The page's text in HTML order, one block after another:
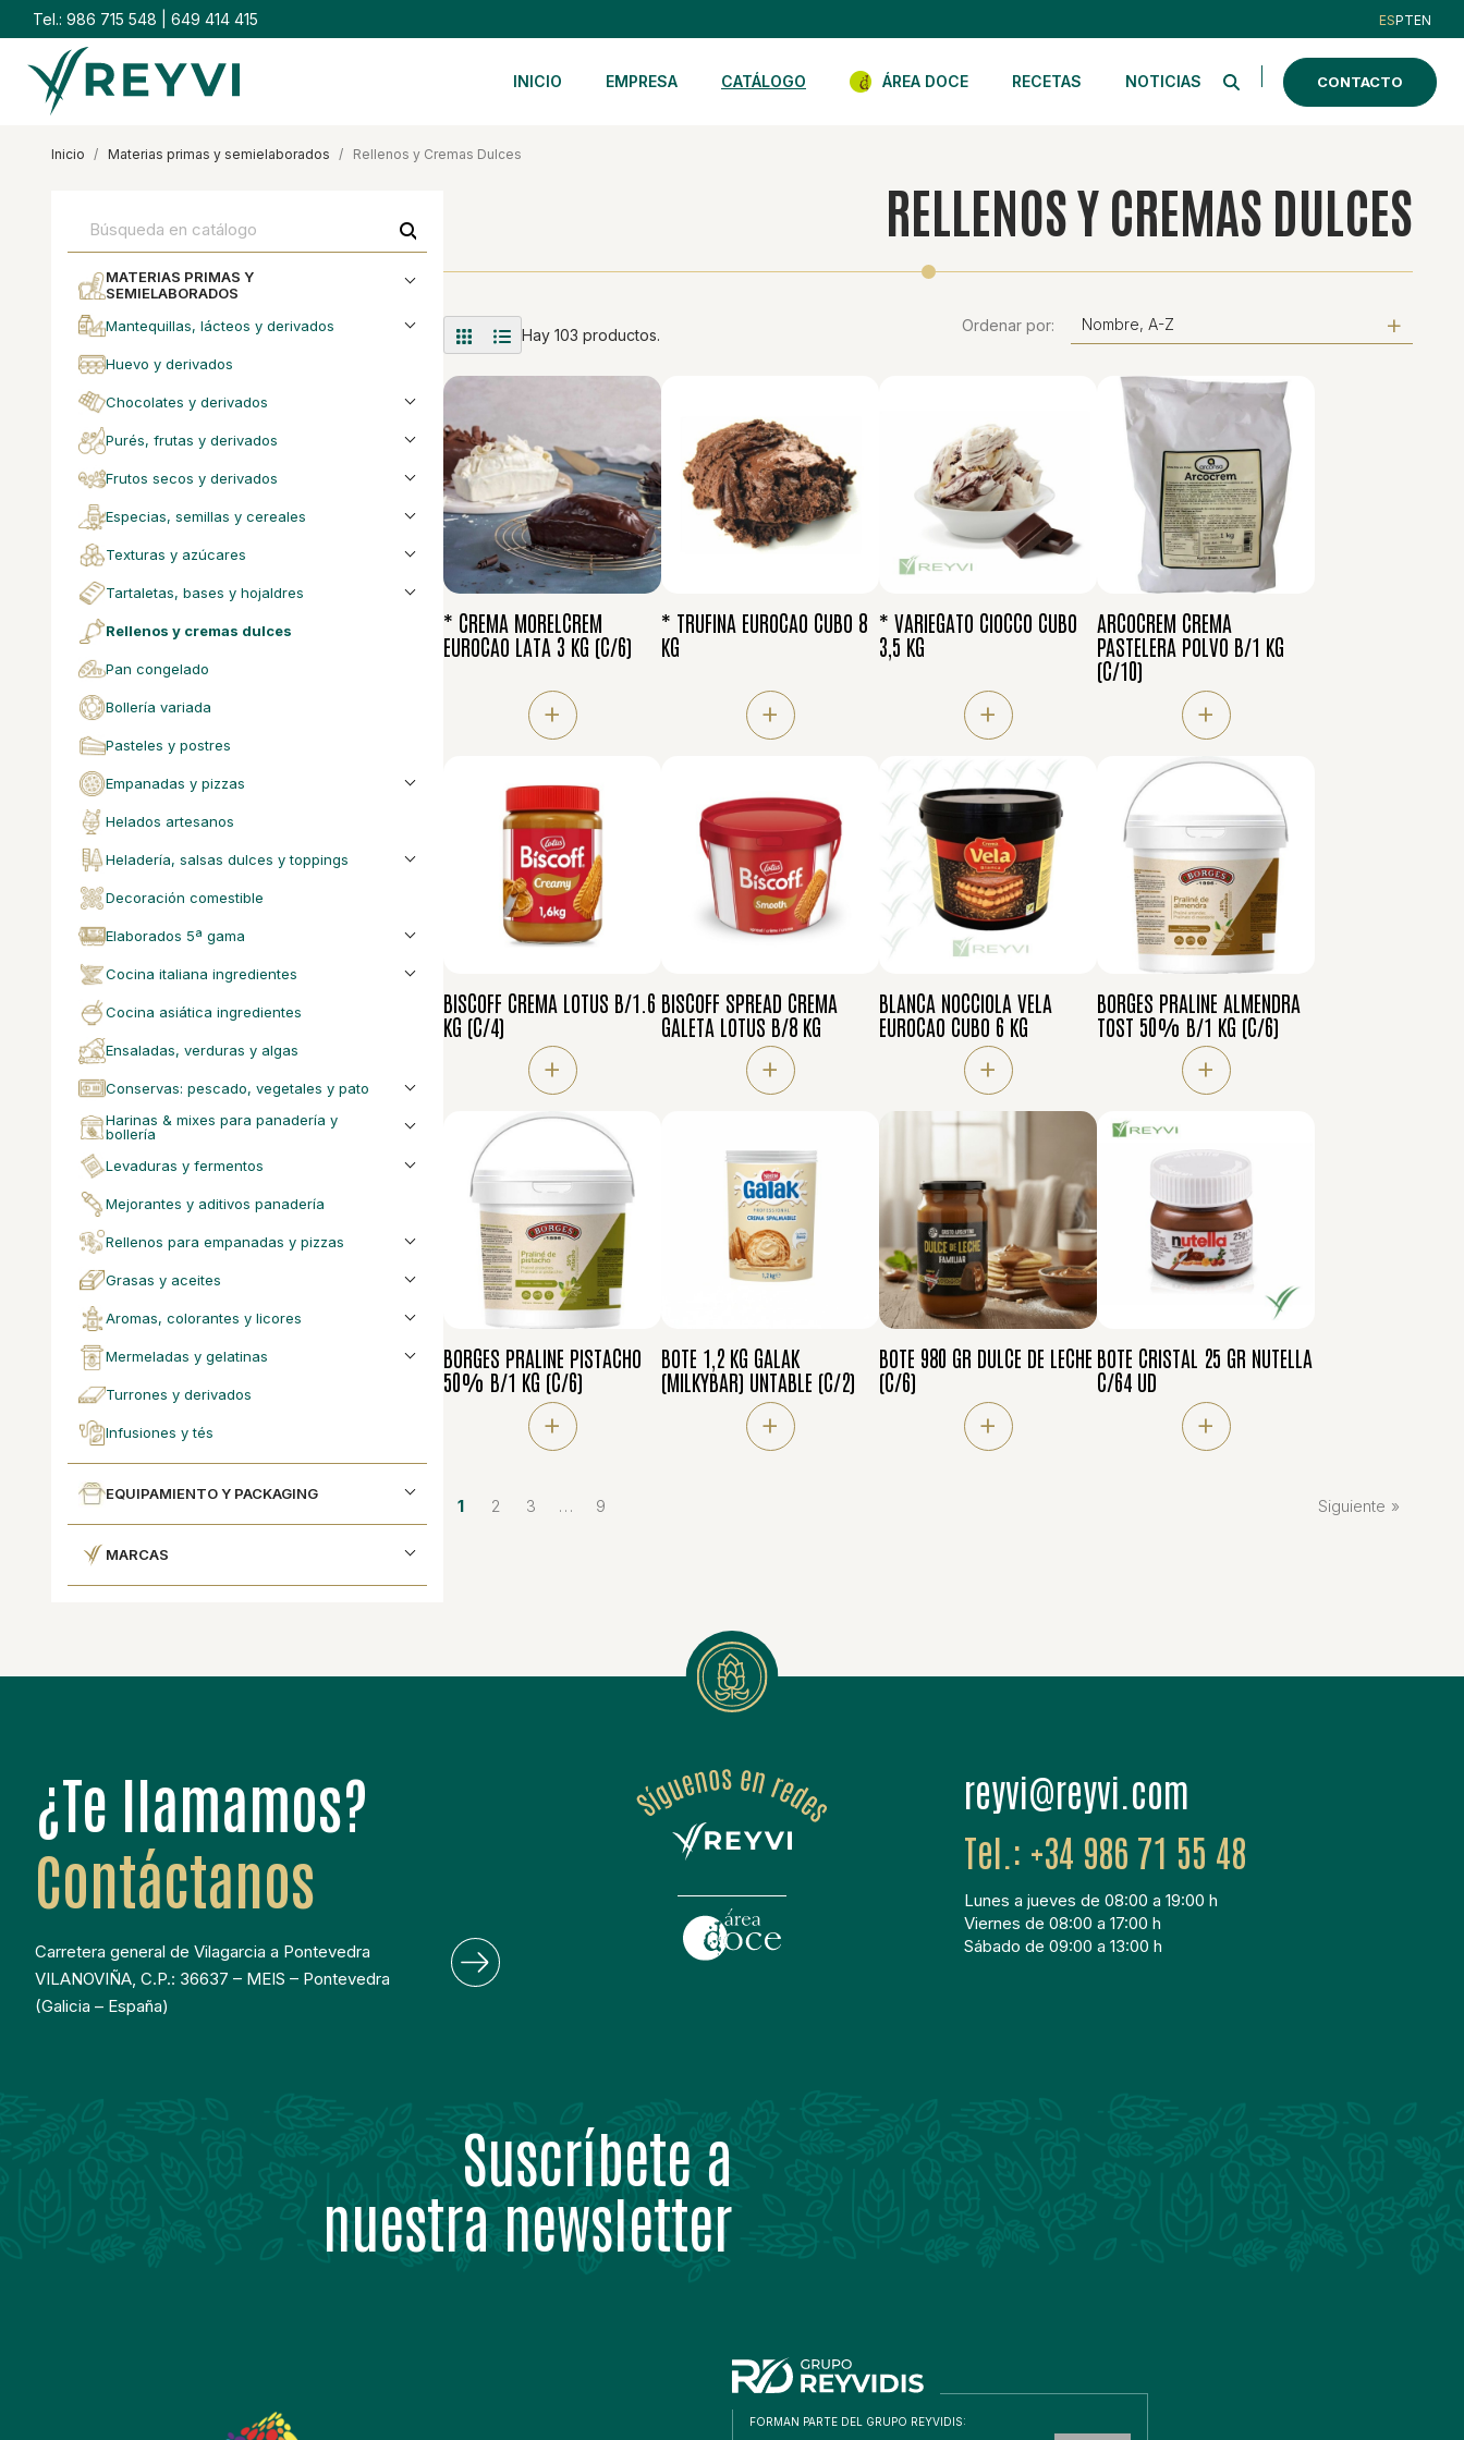
Tel.: 986 715 548 649 414 415 ESPTEN
INICIO EMPRESA CATÁLOGO ÁREA DOCE RECETAS NOTICIAS CONTACTO
inicio materias primas y semielaborados Rellenos y Cremas Dulces
search
MATERIAS PRIMAS Y
SEMIELABORADOS
mantequillas, lácteos y derivados
huevo y derivados
chocolates y derivados
purés, frutas y derivados
frutos secos y derivados
especias, semillas y cereales
texturas y azúcares
tartaletas, bases y hojaldres
rellenos y cremas dulces
pan congelado
bollería variada
pasteles y postres
empanadas y pizzas
helados artesanos
heladería, salsas dulces y toppings
decoración comestible
elaborados 5ª gama
cocina italiana ingredientes
cocina asiática ingredientes
ensaladas, verduras y algas
conservas: pescado, vegetales y pato
harinas & mixes para panadería y
bollería
levaduras y fermentos
mejorantes y aditivos panadería
rellenos para empanadas y pizzas
grasas y aceites
aromas, colorantes y licores
mermeladas y gelatinas
turrones y derivados
infusiones y tés
EQUIPAMIENTO Y PACKAGING
MARCAS
RELLENOS Y CREMAS DULCES
Hay 103 productos.
Ordenar por: Nombre, A-Z
* CREMA MORELCREM
EUROCAO LATA 3 KG (C/6)
+
* TRUFINA EUROCAO CUBO 8
KG
+
* VARIEGATO CIOCCO CUBO
3,5 KG
+
ARCOCREM CREMA
PASTELERA POLVO B/1 KG
(C/10)
+
BISCOFF CREMA LOTUS B/1.6
KG (C/4)
+
BISCOFF SPREAD CREMA
GALETA LOTUS B/8 KG
+
BLANCA NOCCIOLA VELA
EUROCAO CUBO 6 KG
+
BORGES PRALINE ALMENDRA
TOST 50% B/1 KG (C/6)
+
BORGES PRALINE PISTACHO
50% B/1 KG (C/6)
+
BOTE 1,2 KG GALAK
(MILKYBAR) UNTABLE (C/2)
+
BOTE 980 GR DULCE DE LECHE
(C/6)
+
BOTE CRISTAL 25 GR NUTELLA
C/64 UD
+
1 2 3 … 9 Siguiente
¿Te llamamos?
Contáctanos
Carretera general de Vilagarcia a Pontevedra
VILANOVIÑA, C.P.: 36637 – MEIS – Pontevedra
(Galicia – España)
moc.ivyer@ivyer
+34 986 71 55 48
Lunes a jueves de 08:00 a 19:00 h
Viernes de 08:00 a 17:00 h
Sábado de 09:00 a 13:00 h
Suscríbete a
nuestra newsletter
FORMAN PARTE DEL GRUPO REYVIDIS: